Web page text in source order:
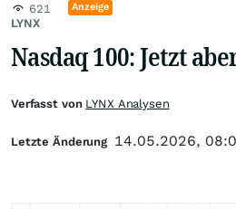
LYNX
621 Anzeige
Nasdaq 100: Jetzt
Verfasst von LYNX Analysen
Letzte Änderung 14.05.2026,